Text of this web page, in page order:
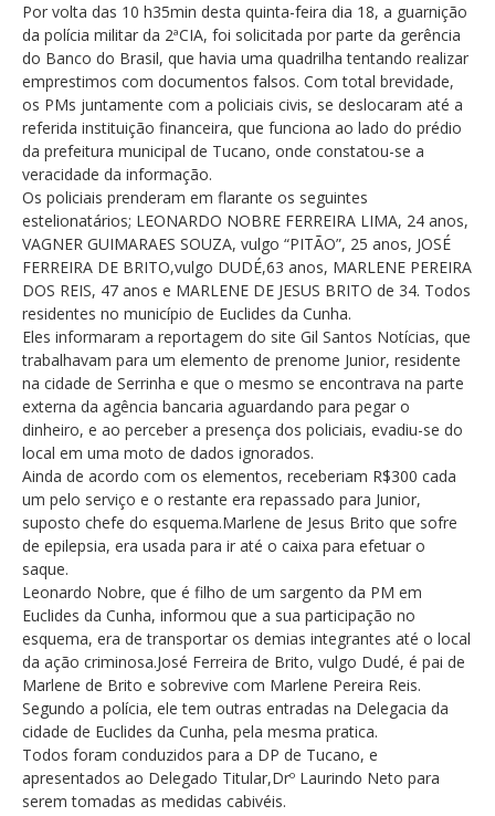
Por volta das 10 h35min desta quinta-feira dia 18, a guarnição
da polícia militar da 2ªCIA, foi solicitada por parte da gerência
do Banco do Brasil, que havia uma quadrilha tentando realizar
emprestimos com documentos falsos. Com total brevidade,
os PMs juntamente com a policiais civis, se deslocaram até a
referida instituição financeira, que funciona ao lado do prédio
da prefeitura municipal de Tucano, onde constatou-se a
veracidade da informação.
Os policiais prenderam em flarante os seguintes
estelionatários; LEONARDO NOBRE FERREIRA LIMA, 24 anos,
VAGNER GUIMARAES SOUZA, vulgo “PITÃO”, 25 anos, JOSÉ
FERREIRA DE BRITO,vulgo DUDÉ,63 anos, MARLENE PEREIRA
DOS REIS, 47 anos e MARLENE DE JESUS BRITO de 34. Todos
residentes no município de Euclides da Cunha.
Eles informaram a reportagem do site Gil Santos Notícias, que
trabalhavam para um elemento de prenome Junior, residente
na cidade de Serrinha e que o mesmo se encontrava na parte
externa da agência bancaria aguardando para pegar o
dinheiro, e ao perceber a presença dos policiais, evadiu-se do
local em uma moto de dados ignorados.
Ainda de acordo com os elementos, receberiam R$300 cada
um pelo serviço e o restante era repassado para Junior,
suposto chefe do esquema.Marlene de Jesus Brito que sofre
de epilepsia, era usada para ir até o caixa para efetuar o
saque.
Leonardo Nobre, que é filho de um sargento da PM em
Euclides da Cunha, informou que a sua participação no
esquema, era de transportar os demias integrantes até o local
da ação criminosa.José Ferreira de Brito, vulgo Dudé, é pai de
Marlene de Brito e sobrevive com Marlene Pereira Reis.
Segundo a polícia, ele tem outras entradas na Delegacia da
cidade de Euclides da Cunha, pela mesma pratica.
Todos foram conduzidos para a DP de Tucano, e
apresentados ao Delegado Titular,Drº Laurindo Neto para
serem tomadas as medidas cabivéis.